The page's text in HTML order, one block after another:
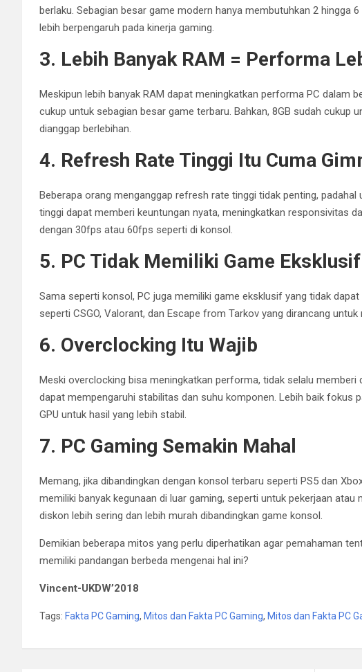
berlaku. Sebagian besar game modern hanya membutuhkan 2 hingga
lebih berpengaruh pada kinerja gaming.
3. Lebih Banyak RAM = Performa
Meskipun lebih banyak RAM dapat meningkatkan performa PC dalam
cukup untuk sebagian besar game terbaru. Bahkan, 8GB sudah cukup
dianggap berlebihan.
4. Refresh Rate Tinggi Itu Cuma
Beberapa orang menganggap refresh rate tinggi tidak penting,
tinggi dapat memberi keuntungan nyata, meningkatkan responsivitas
dengan 30fps atau 60fps seperti di konsol.
5. PC Tidak Memiliki Game Eksklusif
Sama seperti konsol, PC juga memiliki game eksklusif yang tidak
seperti CSGO, Valorant, dan Escape from Tarkov yang dirancang
6. Overclocking Itu Wajib
Meski overclocking bisa meningkatkan performa, tidak selalu memberi
dapat mempengaruhi stabilitas dan suhu komponen. Lebih baik fokus
GPU untuk hasil yang lebih stabil.
7. PC Gaming Semakin Mahal
Memang, jika dibandingkan dengan konsol terbaru seperti PS5 dan
memiliki banyak kegunaan di luar gaming, seperti untuk pekerjaan
diskon lebih sering dan lebih murah dibandingkan game konsol.
Demikian beberapa mitos yang perlu diperhatikan agar pemahaman
memiliki pandangan berbeda mengenai hal ini?
Vincent-UKDW’2018
Tags: Fakta PC Gaming, Mitos dan Fakta PC Gaming, Mitos dan Fakta PC